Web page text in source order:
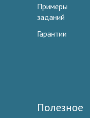
Примеры
заданий
Гарантии
Полезное